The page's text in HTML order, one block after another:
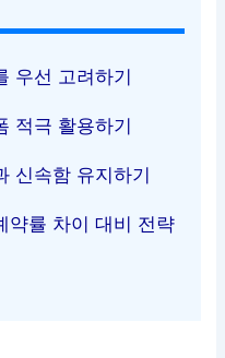
우선 고려하기
적극 활용하기
신속함 유지하기
약률 차이 대비 전략